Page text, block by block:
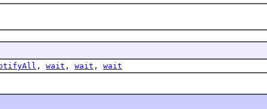
, wait , wait , wait